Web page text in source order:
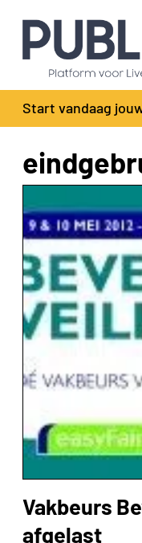
Start vandaag
Vakbeurs
afgelast